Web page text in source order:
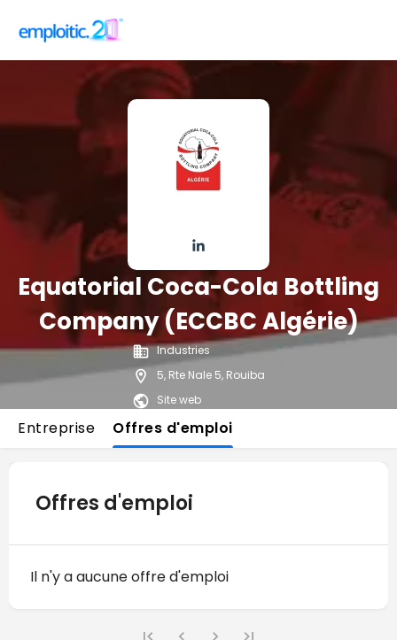
Equatorial Coca-Cola Bottling
Company (ECCBC Algérie)
Industries
5, Rte Nale 5, Rouiba
Site web
Entreprise Offres d'emploi
Offres d'emploi
Il n'y a aucune offre d'emploi